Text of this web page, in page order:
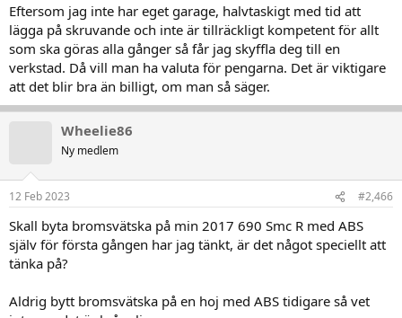
Eftersom jag inte har eget garage, halvtaskigt med tid att
lägga på skruvande och inte är tillräckligt kompetent för allt
som ska göras alla gånger så får jag skyffla deg till en
verkstad. Då vill man ha valuta för pengarna. Det är viktigare
att det blir bra än billigt, om man så säger.
Wheelie86
Ny medlem
12 Feb 2023 #2,466
Skall byta bromsvätska på min 2017 690 Smc R med ABS
själv för första gången har jag tänkt, är det något speciellt att
tänka på?
Aldrig bytt bromsvätska på en hoj med ABS tidigare så vet